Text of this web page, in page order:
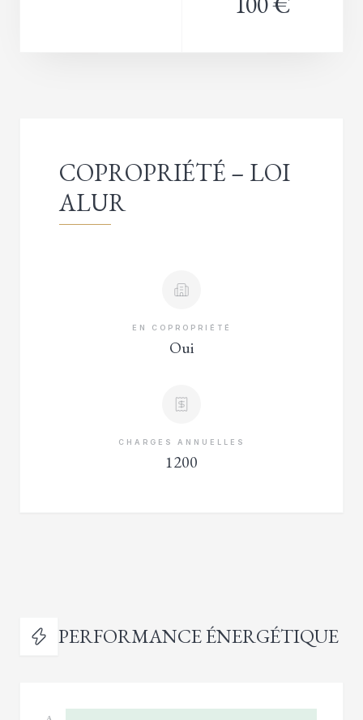
COPROPRIÉTÉ – LOI
ALUR
EN COPROPRIÉTÉ
Oui
CHARGES ANNUELLES
1200
PERFORMANCE ÉNERGÉTIQUE